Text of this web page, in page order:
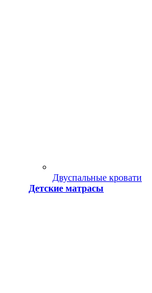
Двуспальные кровати
Детские матрасы